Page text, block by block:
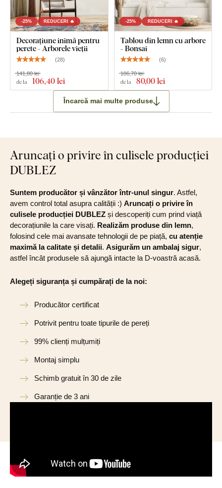
-25% REDUCERI 🔥
Decorațiune inimă pentru
perete - Arborele vieții
(28)
de la 106,40 lei
141,80 lei
-25% REDUCERI 🔥
Tablou din lemn cu arbore
- Bonsai
(6)
de la 80,00 lei
106,70 lei
Încarcă mai multe produse
Aruncați o privire în culisele producției
DUBLEZ
Suntem producător și vânzător într-unul singur. Astfel,
avem control total asupra calității :) Aruncați o privire în
culisele producției DUBLEZ și descoperiți cum prind viață
decorațiunile la care visați. Realizăm produse din lemn,
folosind cele mai avansate tehnologii de pe piață, cu atenție
maximă la calitate și detalii. Asigurăm un ambalaj sigur,
astfel încât produsele să ajungă intacte la D-voastră acasă.
Alegeți siguranța și cumpărați de la noi:
Producător certificat
Potrivit pentru toate tipurile de pereți
99% clienți mulțumiți
Montaj simplu
Schimb gratuit în 30 de zile
Garanție de 3 ani